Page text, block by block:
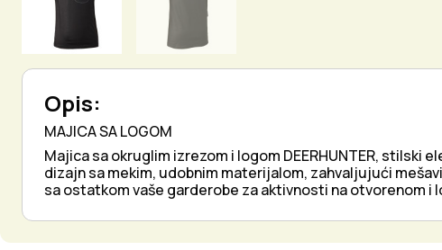
Opis:
MAJICA SA LOGOM
Majica sa okruglim izrezom i logom DEERHUNTER, stilski
dizajn sa mekim, udobnim materijalom, zahvaljujući
sa ostatkom vaše garderobe za aktivnosti na otvorenom i